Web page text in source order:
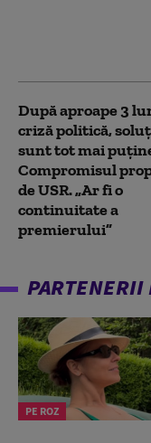
După aproape 3
criză politică,
sunt tot mai
Compromisul
de USR. „Ar fi o
continuitate a
premierului”
PARTENERII
PE ROZ